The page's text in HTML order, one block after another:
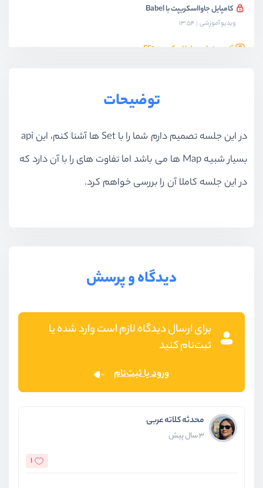
کامپایل جاوااسکریپت با Babel
ویدیو آموزشی 13:54
آزمون نهایی جاوا اسکریپت ES6
توضیحات
در این جلسه تصمیم دارم شما را با Set ها آشنا کنم، این api
بسیار شبیه Map ها می باشد اما تفاوت های را با آن دارد که
در این جلسه کاملا آن را بررسی خواهم کرد.
دیدگاه و پرسش
برای ارسال دیدگاه لازم است وارد شده یا
ثبت‌نام کنید
ورود یا ثبت‌نام
محدثه کلاته عربی
3 سال پیش
1